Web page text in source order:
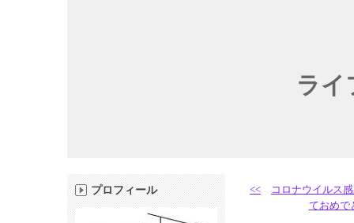
ライ
<<
コロナウイルス
ておめで
プロフィール